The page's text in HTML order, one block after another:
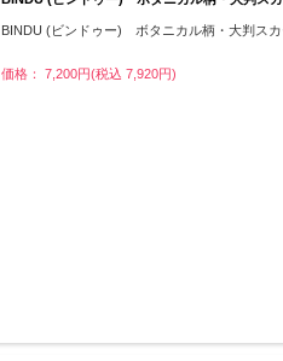
BINDU (ビンドゥー) ボタニカル柄・大判スカ
価格： 7,200円(税込 7,920円)